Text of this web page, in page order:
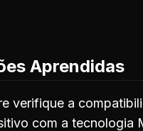
Aprendidas
verifique a
com a tecnologia